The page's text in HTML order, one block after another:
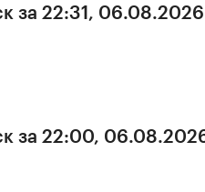
за 22:31, 06.08.2026
за 22:00,